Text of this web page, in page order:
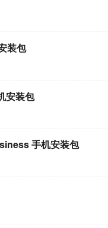
装包
安装包
手机安装包